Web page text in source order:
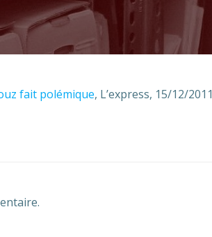
fait polémique, L’express, 15/12/2011